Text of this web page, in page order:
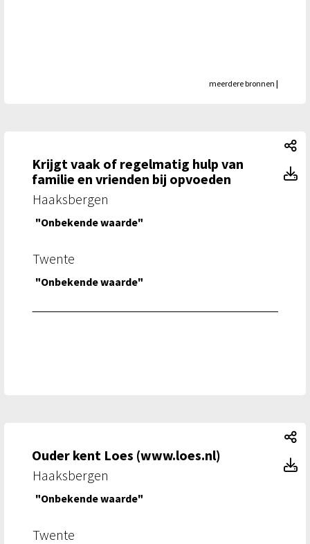
meerdere bronnen |
Krijgt vaak of regelmatig hulp van
familie en vrienden bij opvoeden
Twente
Haaksbergen
"Onbekende waarde"
"Onbekende waarde"
Ouder kent Loes (www.loes.nl)
Twente
Haaksbergen
"Onbekende waarde"